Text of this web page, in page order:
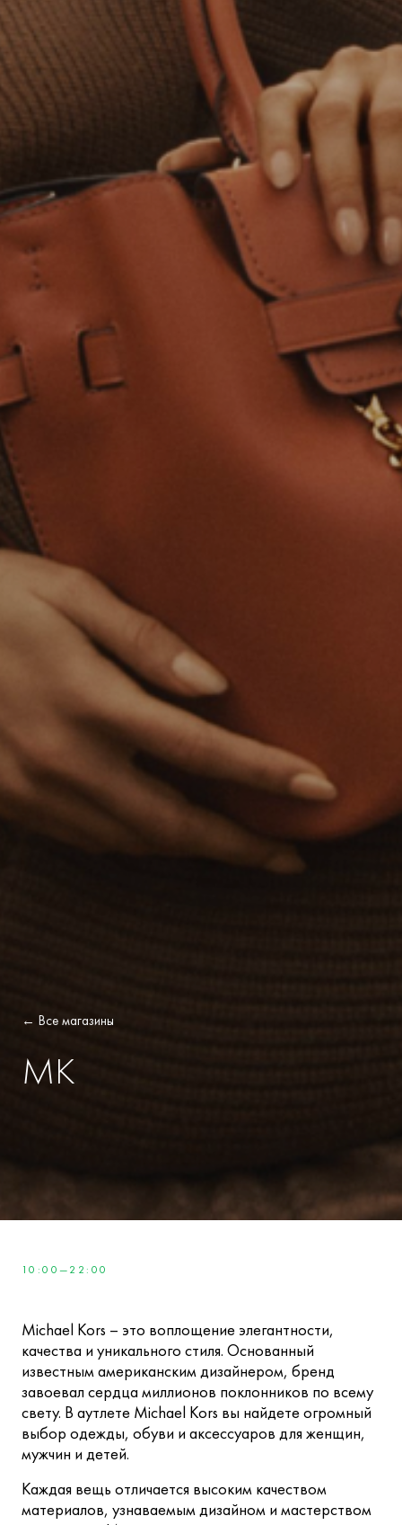
← Все магазины
MK
10:00—22:00
Michael Kors – это воплощение элегантности,
качества и уникального стиля. Основанный
известным американским дизайнером, бренд
завоевал сердца миллионов поклонников по всему
свету. В аутлете Michael Kors вы найдете огромный
выбор одежды, обуви и аксессуаров для женщин,
мужчин и детей.
Каждая вещь отличается высоким качеством
материалов, узнаваемым дизайном и мастерством